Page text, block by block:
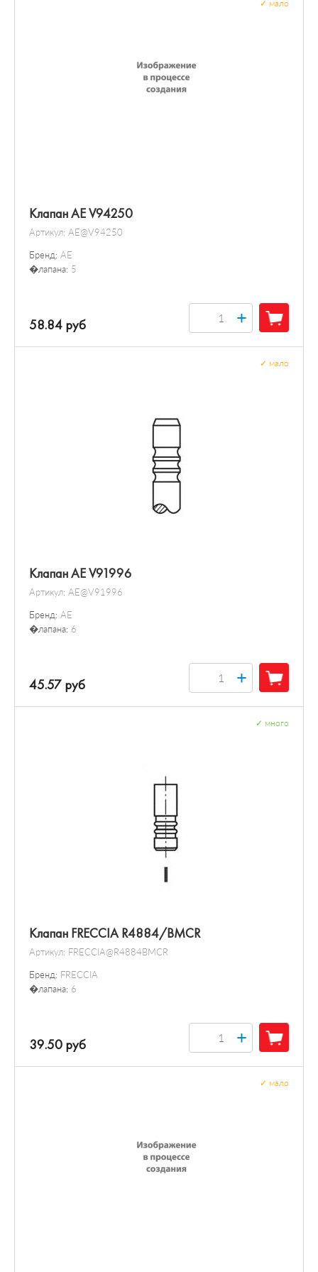
Клапан AE V94250
Артикул: AE@V94250
Бренд: AE
�лапана: 5
мало
58.84 руб +
Клапан AE V91996
Артикул: AE@V91996
Бренд: AE
�лапана: 6
мало
45.57 руб +
Клапан FRECCIA R4884/BMCR
Артикул: FRECCIA@R4884BMCR
Бренд: FRECCIA
�лапана: 6
много
39.50 руб +
мало